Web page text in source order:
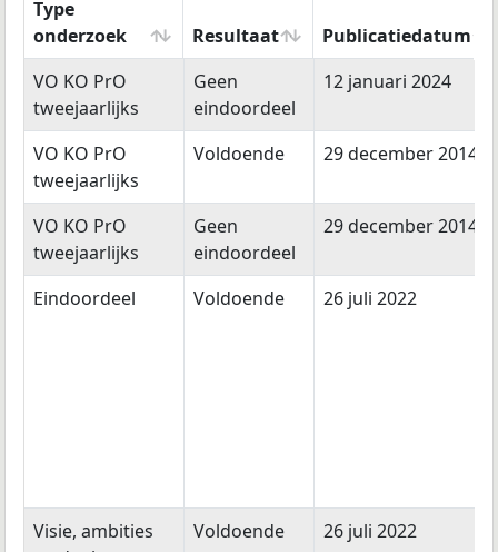
Type
onderzoek
Resultaat
Publicatiedatum
Type
onderzoek
Resultaat Publicatiedatum
VO KO PrO
tweejaarlijks
Geen
eindoordeel
12 januari 2024
VO KO PrO
tweejaarlijks
Voldoende 29 december 2014
VO KO PrO
tweejaarlijks
Geen
eindoordeel
29 december 2014
Eindoordeel Voldoende 26 juli 2022
Visie, ambities
Voldoende 26 juli 2022